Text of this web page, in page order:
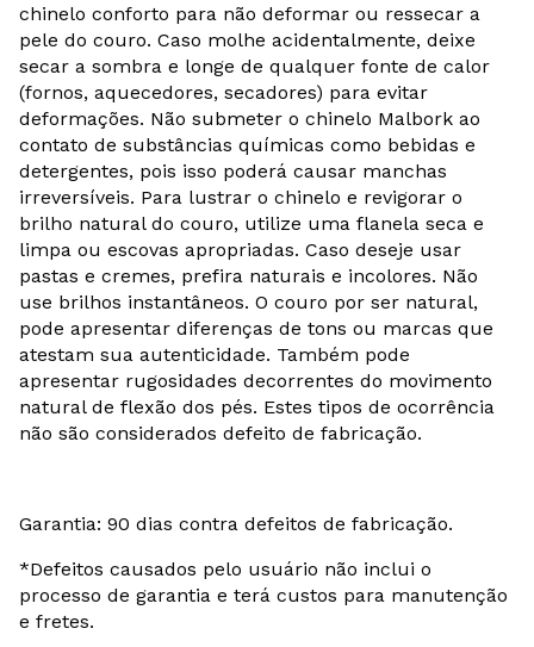
chinelo conforto para não deformar ou ressecar a
pele do couro. Caso molhe acidentalmente, deixe
secar a sombra e longe de qualquer fonte de calor
(fornos, aquecedores, secadores) para evitar
deformações. Não submeter o chinelo Malbork ao
contato de substâncias químicas como bebidas e
detergentes, pois isso poderá causar manchas
irreversíveis. Para lustrar o chinelo e revigorar o
brilho natural do couro, utilize uma flanela seca e
limpa ou escovas apropriadas. Caso deseje usar
pastas e cremes, prefira naturais e incolores. Não
use brilhos instantâneos. O couro por ser natural,
pode apresentar diferenças de tons ou marcas que
atestam sua autenticidade. Também pode
apresentar rugosidades decorrentes do movimento
natural de flexão dos pés. Estes tipos de ocorrência
não são considerados defeito de fabricação.
Garantia: 90 dias contra defeitos de fabricação.
*Defeitos causados pelo usuário não inclui o
processo de garantia e terá custos para manutenção
e fretes.